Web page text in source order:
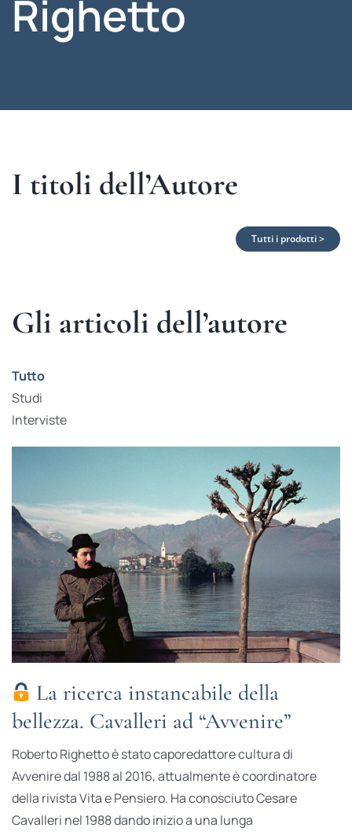
Righetto
I titoli dell’Autore
Tutti i prodotti >
Gli articoli dell’autore
Tutto
Studi
Interviste
La ricerca instancabile della
bellezza. Cavalleri ad “Avvenire”
Roberto Righetto è stato caporedattore cultura di
Avvenire dal 1988 al 2016, attualmente è coordinatore
della rivista Vita e Pensiero. Ha conosciuto Cesare
Cavalleri nel 1988 dando inizio a una lunga